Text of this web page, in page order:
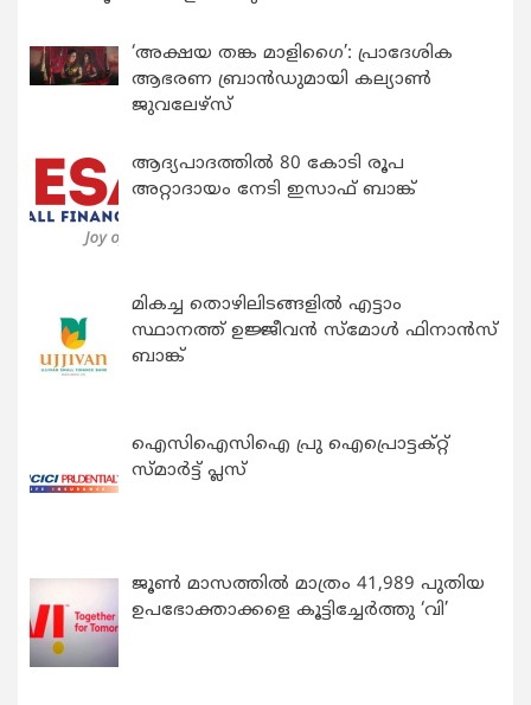
‘അക്ഷയ തങ്ക മാളിഗൈ’: പ്രാദേശിക
ആഭരണ ബ്രാന്‍ഡുമായി കല്യാണ്‍
ജുവലേഴ്‌സ്
ആദ്യപാദത്തിൽ 80 കോടി രൂപ
അറ്റാദായം നേടി ഇസാഫ് ബാങ്ക്
മികച്ച തൊഴിലിടങ്ങളിൽ എട്ടാം
സ്ഥാനത്ത് ഉജ്ജീവൻ സ്മോൾ ഫിനാൻസ്
ബാങ്ക്
ഐസിഐസിഐ പ്രു ഐപ്രൊട്ടക്റ്റ്
സ്മാർട്ട് പ്ലസ്
ജൂൺ മാസത്തിൽ മാത്രം 41,989 പുതിയ
ഉപഭോക്താക്കളെ കൂട്ടിച്ചേർത്തു ‘വി’